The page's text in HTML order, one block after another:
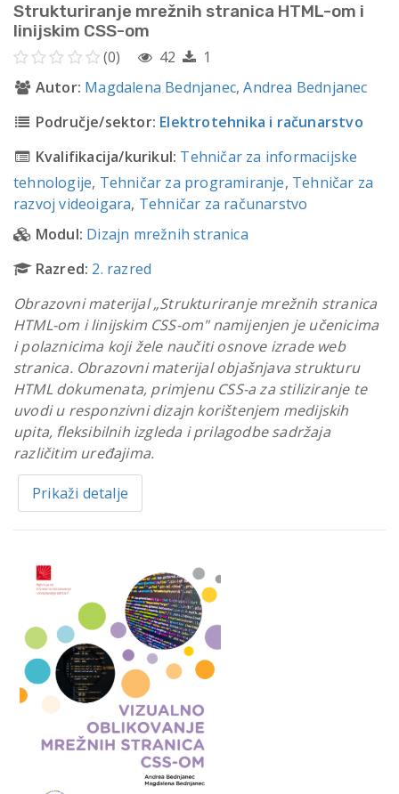
Strukturiranje mrežnih stranica HTML-om i
linijskim CSS-om
(0) 42
1
Autor: Magdalena Bednjanec,Andrea Bednjanec
Područje/sektor: Elektrotehnika i računarstvo
Kvalifikacija/kurikul: Tehničar za informacijske
tehnologije, Tehničar za programiranje, Tehničar za
razvoj videoigara, Tehničar za računarstvo
Modul: Dizajn mrežnih stranica
Razred: 2. razred
Obrazovni materijal „Strukturiranje mrežnih stranica
HTML-om i linijskim CSS-om" namijenjen je učenicima
i polaznicima koji žele naučiti osnove izrade web
stranica. Obrazovni materijal objašnjava strukturu
HTML dokumenata, primjenu CSS-a za stiliziranje te
uvodi u responzivni dizajn korištenjem medijskih
upita, fleksibilnih izgleda i prilagodbe sadržaja
različitim uređajima.
Prikaži detalje